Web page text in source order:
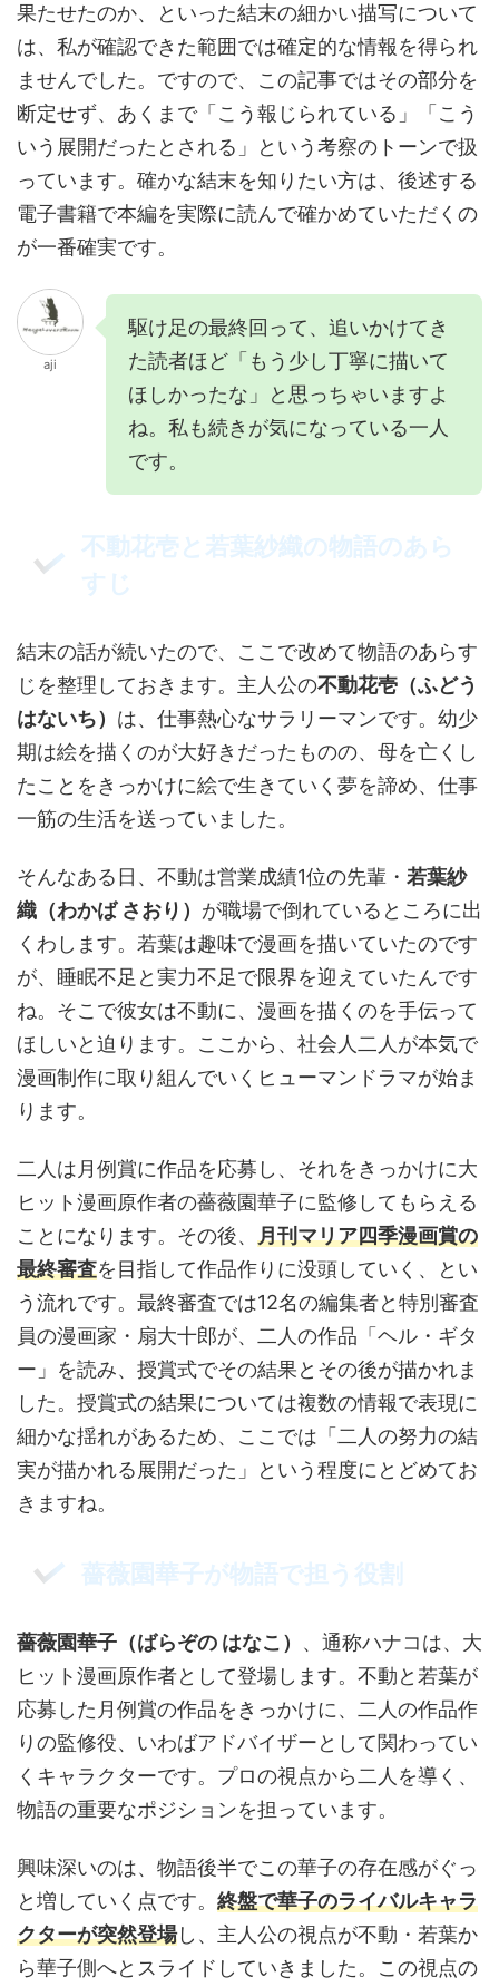
果たせたのか、といった結末の細かい描写について
は、私が確認できた範囲では確定的な情報を得られ
ませんでした。ですので、この記事ではその部分を
断定せず、あくまで「こう報じられている」「こう
いう展開だったとされる」という考察のトーンで扱
っています。確かな結末を知りたい方は、後述する
電子書籍で本編を実際に読んで確かめていただくの
が一番確実です。
aji
駆け足の最終回って、追いかけてき
た読者ほど「もう少し丁寧に描いて
ほしかったな」と思っちゃいますよ
ね。私も続きが気になっている一人
です。
不動花壱と若葉紗織の物語のあら
すじ
結末の話が続いたので、ここで改めて物語のあらす
じを整理しておきます。主人公の不動花壱（ふどう
はないち） は、仕事熱心なサラリーマンです。幼少
期は絵を描くのが大好きだったものの、母を亡くし
たことをきっかけに絵で生きていく夢を諦め、仕事
一筋の生活を送っていました。
そんなある日、不動は営業成績1位の先輩・ 若葉紗
織（わかば さおり） が職場で倒れているところに出
くわします。若葉は趣味で漫画を描いていたのです
が、睡眠不足と実力不足で限界を迎えていたんです
ね。そこで彼女は不動に、漫画を描くのを手伝って
ほしいと迫ります。ここから、社会人二人が本気で
漫画制作に取り組んでいくヒューマンドラマが始ま
ります。
二人は月例賞に作品を応募し、それをきっかけに大
ヒット漫画原作者の薔薇園華子に監修してもらえる
ことになります。その後、 月刊マリア四季漫画賞の
最終審査を目指して作品作りに没頭していく、とい
う流れです。最終審査では12名の編集者と特別審査
員の漫画家・扇大十郎が、二人の作品「ヘル・ギタ
ー」を読み、授賞式でその結果とその後が描かれま
した。授賞式の結果については複数の情報で表現に
細かな揺れがあるため、ここでは「二人の努力の結
実が描かれる展開だった」という程度にとどめてお
きますね。
薔薇園華子が物語で担う役割
薔薇園華子（ばらぞの はなこ） 、通称ハナコは、大
ヒット漫画原作者として登場します。不動と若葉が
応募した月例賞の作品をきっかけに、二人の作品作
りの監修役、いわばアドバイザーとして関わってい
くキャラクターです。プロの視点から二人を導く、
物語の重要なポジションを担っています。
興味深いのは、物語後半でこの華子の存在感がぐっ
と増していく点です。 終盤で華子のライバルキャラ
クターが突然登場し、主人公の視点が不動・若葉か
ら華子側へとスライドしていきました。この視点の